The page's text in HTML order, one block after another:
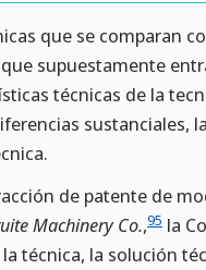
que se comparan
supuestamente
técnicas de la
sustanciales,
de patente de
Machinery Co.,95 la
técnica, la solución